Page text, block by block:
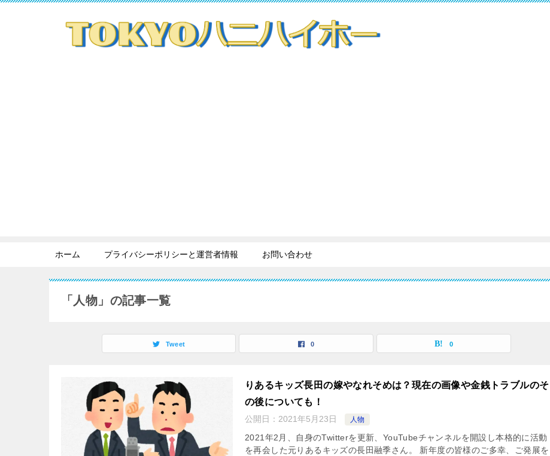
ホーム プライバシーポリシーと運営者情報 お問い合わせ
「人物」の記事一覧
Tweet 0 0
りあるキッズ長田の嫁やなれそめは？現在の画像や金銭トラブルのそ
の後についても！
公開日： 2021年5月23日 人物
2021年2月、自身のTwitterを更新、YouTubeチャンネルを開設し本格的に活動
を再会した元りあるキッズの長田融季さん。 新年度の皆様のご多幸、ご発展を